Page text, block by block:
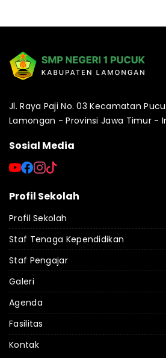
Jl. Raya Paji No. 03 Kecamatan
Lamongan - Provinsi Jawa Timur -
Sosial Media
Profil Sekolah
Profil Sekolah
Staf Tenaga Kependidikan
Staf Pengajar
Galeri
Agenda
Fasilitas
Kontak